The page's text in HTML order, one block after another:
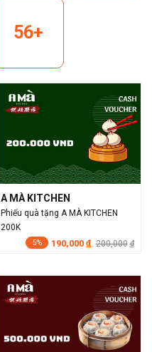
56+
A MÀ KITCHEN
Phiếu quà tặng A MÀ KITCHEN
200K
5% 190,000 đ 200,000 đ